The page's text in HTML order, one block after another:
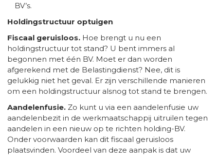
BV’s.
Holdingstructuur optuigen
Fiscaal geruisloos. Hoe brengt u nu een
holdingstructuur tot stand? U bent immers al
begonnen met één BV. Moet er dan worden
afgerekend met de Belastingdienst? Nee, dit is
gelukkig niet het geval. Er zijn verschillende manieren
om een holdingstructuur alsnog tot stand te brengen.
Aandelenfusie. Zo kunt u via een aandelenfusie uw
aandelenbezit in de werkmaatschappij uitruilen tegen
aandelen in een nieuw op te richten holding-BV.
Onder voorwaarden kan dit fiscaal geruisloos
plaatsvinden. Voordeel van deze aanpak is dat uw